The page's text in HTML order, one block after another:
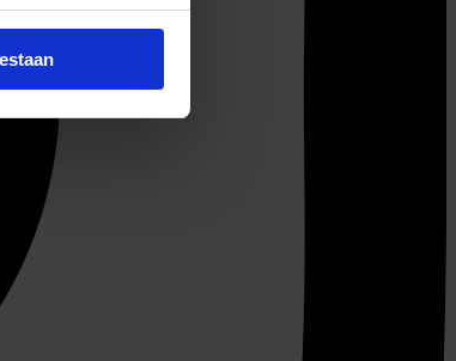
en om ons
voor social
u aan ze heeft